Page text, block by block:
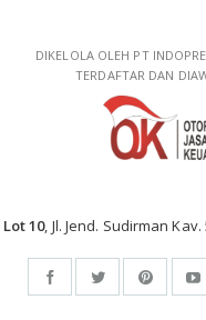
DIKELOLA OLEH PT
TERDAFTAR DAN
10, Jl. Jend. Sudirman